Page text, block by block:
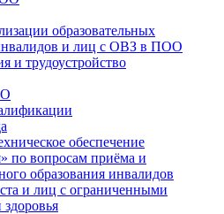
образовательных
и лиц с ОВЗ в ПОО
и трудоустройство
обеспечение
по вопросам приёма и
образования инвалидов
и лиц с ограниченными